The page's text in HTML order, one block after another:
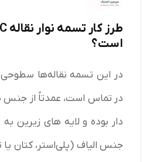
طرز کار تسمه نوار نقاله
است؟
در این تسمه نقاله‌ها سطوحی
در تماس است، عمدتاً از
دار بوده و لایه‌ های زیرین
جنس الیاف (پلی‌استر، کتان یا